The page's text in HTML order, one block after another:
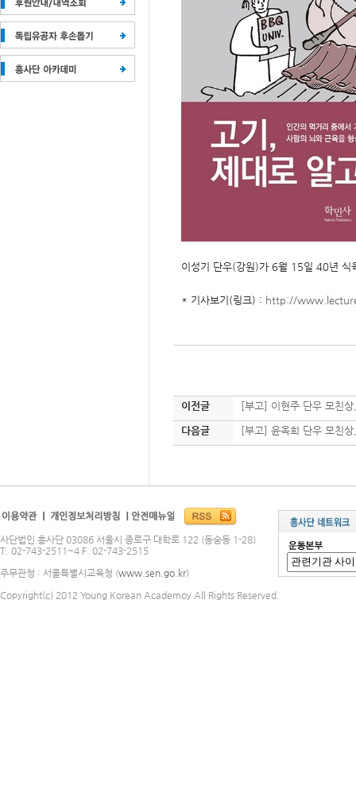
이성기 단우(강원)가 6월 15일 40년 식
* 기사보기(링크) : http://
이전글 [부고] 이현주 단우 모친
다음글 [부고] 윤옥희 단우 모친
사단법인 흥사단 03086 서울시 종로구 대학로 122 (동숭동 1-28)
T. 02-743-2511~4 F. 02-743-2515
주무관청 : 서울특별시교육청 (www.sen.go.kr)
Copyright(c) 2012 Young Korean Academoy All Rights Reserved.